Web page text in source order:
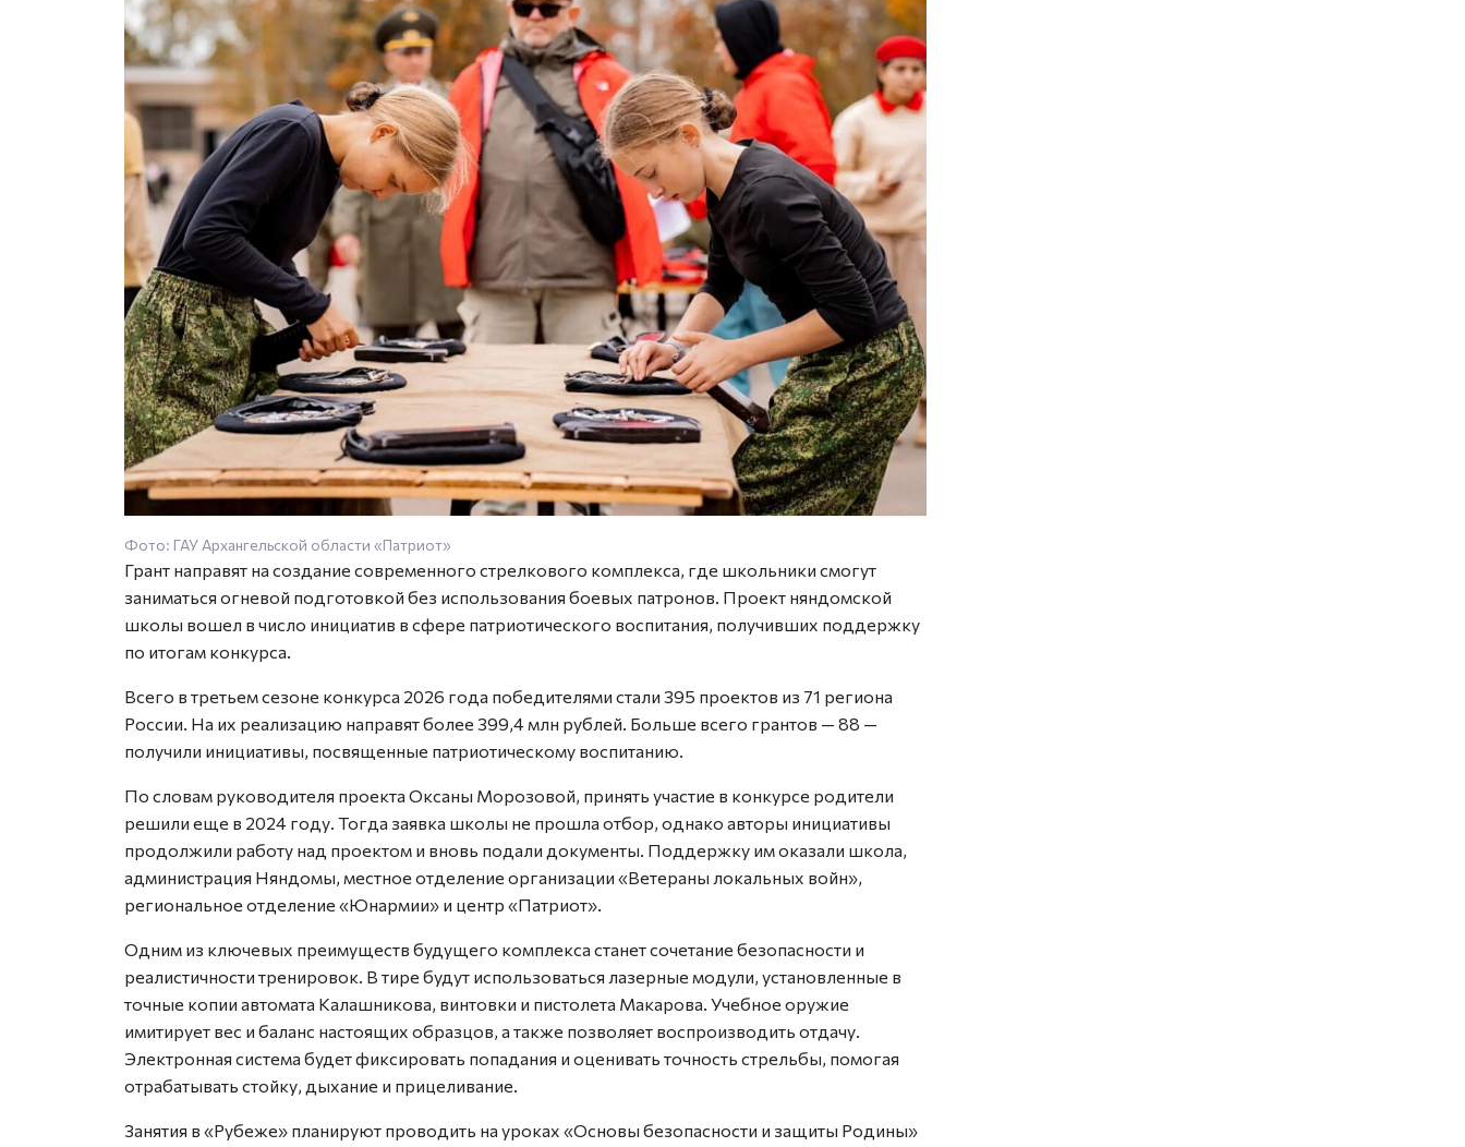
Фото: ГАУ Архангельской области «Патриот»
Грант направят на создание современного стрелкового комплекса, где школьники смогут
заниматься огневой подготовкой без использования боевых патронов. Проект няндомской
школы вошел в число инициатив в сфере патриотического воспитания, получивших поддержку
по итогам конкурса.
Всего в третьем сезоне конкурса 2026 года победителями стали 395 проектов из 71 региона
России. На их реализацию направят более 399,4 млн рублей. Больше всего грантов — 88 —
получили инициативы, посвященные патриотическому воспитанию.
По словам руководителя проекта Оксаны Морозовой, принять участие в конкурсе родители
решили еще в 2024 году. Тогда заявка школы не прошла отбор, однако авторы инициативы
продолжили работу над проектом и вновь подали документы. Поддержку им оказали школа,
администрация Няндомы, местное отделение организации «Ветераны локальных войн»,
региональное отделение «Юнармии» и центр «Патриот».
Одним из ключевых преимуществ будущего комплекса станет сочетание безопасности и
реалистичности тренировок. В тире будут использоваться лазерные модули, установленные в
точные копии автомата Калашникова, винтовки и пистолета Макарова. Учебное оружие
имитирует вес и баланс настоящих образцов, а также позволяет воспроизводить отдачу.
Электронная система будет фиксировать попадания и оценивать точность стрельбы, помогая
отрабатывать стойку, дыхание и прицеливание.
Занятия в «Рубеже» планируют проводить на уроках «Основы безопасности и защиты Родины»